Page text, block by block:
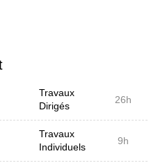
le IELTS (International
requis pour l'obtention
l'international.
Travaux
Dirigés
26h
Travaux
Individuels
9h